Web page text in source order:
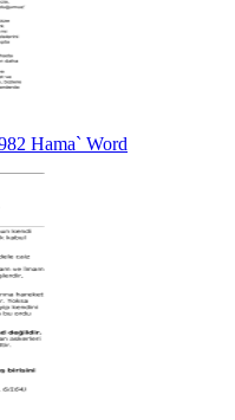
Hama` Word